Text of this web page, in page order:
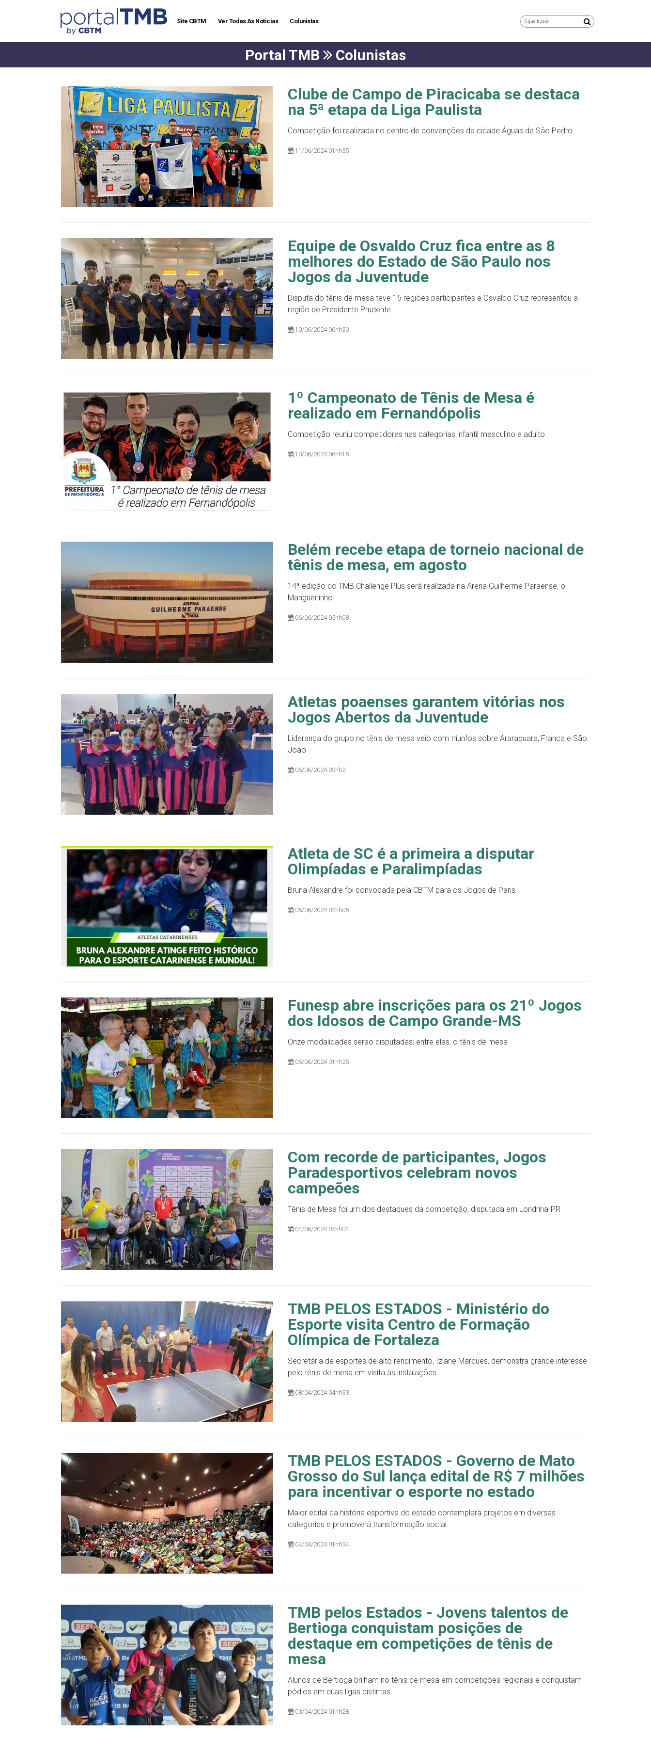
Site CBTM Ver Todas As Noticias Colunistas
Portal TMB Colunistas
Clube de Campo de Piracicaba se destaca
na 5ª etapa da Liga Paulista
Competição foi realizada no centro de convenções da cidade Águas de São Pedro
11/06/2024 01hh35
Equipe de Osvaldo Cruz fica entre as 8
melhores do Estado de São Paulo nos
Jogos da Juventude
Disputa do tênis de mesa teve 15 regiões participantes e Osvaldo Cruz representou a
região de Presidente Prudente
10/06/2024 06hh30
1º Campeonato de Tênis de Mesa é
realizado em Fernandópolis
Competição reuniu competidores nas categorias infantil masculino e adulto
10/06/2024 06hh15
Belém recebe etapa de torneio nacional de
tênis de mesa, em agosto
14ª edição do TMB Challenge Plus será realizada na Arena Guilherme Paraense, o
Mangueirinho
06/06/2024 05hh08
Atletas poaenses garantem vitórias nos
Jogos Abertos da Juventude
Liderança do grupo no tênis de mesa veio com triunfos sobre Araraquara, Franca e São
João
06/06/2024 03hh21
Atleta de SC é a primeira a disputar
Olimpíadas e Paralimpíadas
Bruna Alexandre foi convocada pela CBTM para os Jogos de Paris
05/06/2024 02hh05
Funesp abre inscrições para os 21º Jogos
dos Idosos de Campo Grande-MS
Onze modalidades serão disputadas; entre elas, o tênis de mesa
05/06/2024 01hh25
Com recorde de participantes, Jogos
Paradesportivos celebram novos
campeões
Tênis de Mesa foi um dos destaques da competição, disputada em Londrina-PR
04/06/2024 05hh04
TMB PELOS ESTADOS - Ministério do
Esporte visita Centro de Formação
Olímpica de Fortaleza
Secretária de esportes de alto rendimento, Iziane Marques, demonstra grande interesse
pelo tênis de mesa em visita às instalações
08/04/2024 04hh33
TMB PELOS ESTADOS - Governo de Mato
Grosso do Sul lança edital de R$ 7 milhões
para incentivar o esporte no estado
Maior edital da história esportiva do estado contemplará projetos em diversas
categorias e promoverá transformação social
04/04/2024 01hh34
TMB pelos Estados - Jovens talentos de
Bertioga conquistam posições de
destaque em competições de tênis de
mesa
Alunos de Bertioga brilham no tênis de mesa em competições regionais e conquistam
pódios em duas ligas distintas
03/04/2024 01hh28